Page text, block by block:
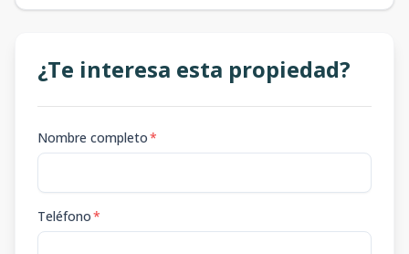
¿Te interesa esta propiedad?
Nombre completo*
Teléfono*